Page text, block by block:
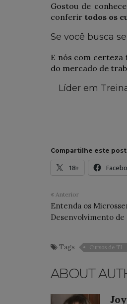
Gostou de
conferir todos os
Se você busca
E nós com
do mercado de
Líder em
Compartilhe este
18+
Anterior
Entenda os
Desenvolvimento de
Tags Cursos de TI
ABOUT